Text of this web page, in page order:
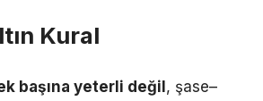
Kural
başına yeterli değil , şase–